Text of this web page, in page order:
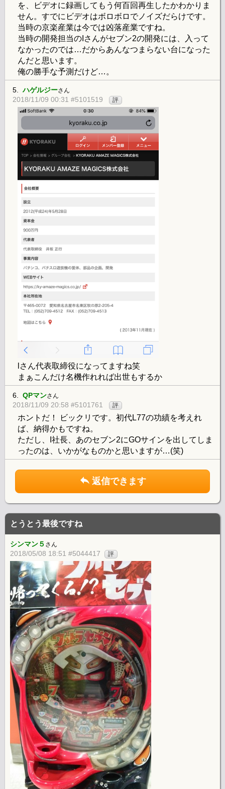
を、ビデオに録画してもう何百回再生したかわかりま
せん。すでにビデオはボロボロでノイズだらけです。
当時の京楽産業は今では凶落産業ですね。
当時の開発担当のIさんがセブン2の開発には、入って
なかったのでは…だからあんなつまらない台になった
んだと思います。
俺の勝手な予測だけど…。
5.ハゲルジーさん
2018/11/09 00:31 #5101519 評
lさん代表取締役になってますね笑
まぁこんだけ名機作れれば出世もするか
6. QPマンさん
2018/11/09 20:58 #5101761 評
ホントだ！ ビックリです。初代L77の功績を考えれ
ば、納得かもですね。
ただし、I社長、あのセブン2にGOサインを出してしま
ったのは、いかがなものかと思いますが…(笑)
返信できます
とうとう最後ですね
シンマン５ さん
2018/05/08 18:51 #5044417 評